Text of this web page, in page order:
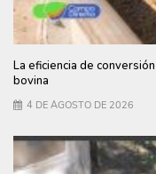
La eficiencia de
bovina
4 DE AGOSTO DE 2026